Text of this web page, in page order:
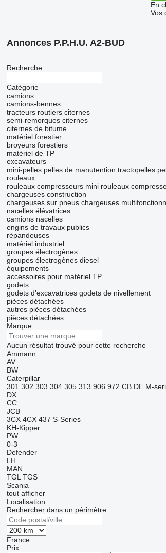
En
Vos
Annonces P.P.H.U. A2-BUD
Recherche
Catégorie
camions
camions-bennes
tracteurs routiers citernes
semi-remorques citernes
citernes de bitume
matériel forestier
broyeurs forestiers
matériel de TP
excavateurs
mini-pelles pelles de manutention tractopelles
rouleaux
rouleaux compresseurs mini rouleaux
chargeuses construction
chargeuses sur pneus chargeuses
nacelles élévatrices
camions nacelles
engins de travaux publics
répandeuses
matériel industriel
groupes électrogènes
groupes électrogènes diesel
équipements
accessoires pour matériel TP
godets
godets d'excavatrices godets de nivellement
pièces détachées
autres pièces détachées
pièces détachées
Marque
Aucun résultat trouvé pour cette recherche
Ammann
AV
BW
Caterpillar
301 302 303 304 305 313 906 972 CB DE M-
DX
CC
JCB
3CX 4CX 437 S-Series
KH-Kipper
PW
0-3
Defender
LH
MAN
TGL TGS
Scania
tout afficher
Localisation
Rechercher dans un périmètre
France
Prix